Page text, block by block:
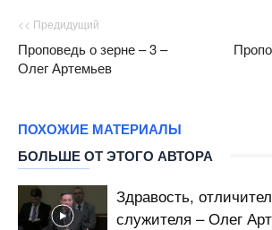
<< Предидущий
Проповедь о зерне – 3 –
Олег Артемьев
ПОХОЖИЕ МАТЕРИАЛЫ
БОЛЬШЕ ОТ ЭТОГО АВТОРА
Здравость,
служителя – Олег